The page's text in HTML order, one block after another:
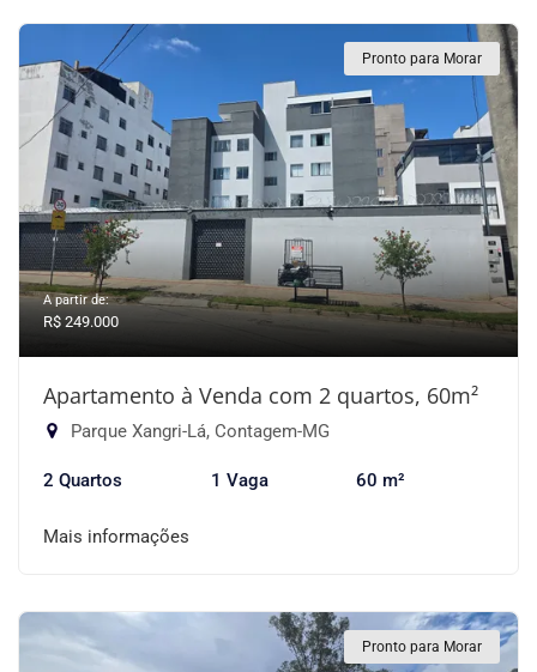
Pronto para Morar
A partir de:
R$ 249.000
Apartamento à Venda com 2 quartos, 60m²
Parque Xangri-Lá, Contagem-MG
2 Quartos 1 Vaga 60 m²
Mais informações
Pronto para Morar